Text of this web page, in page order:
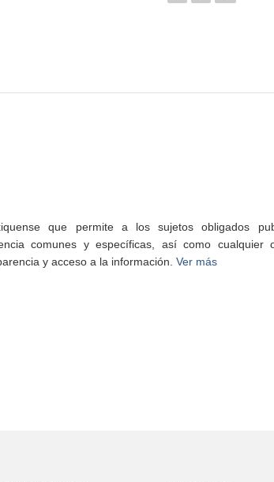
que permite a los sujetos obligados
comunes y específicas, así como cualquier
y acceso a la información. Ver más